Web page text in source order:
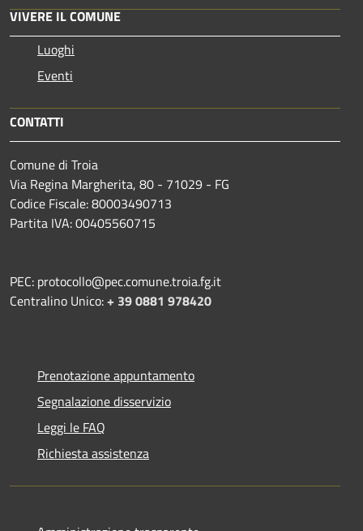
VIVERE IL COMUNE
Luoghi
Eventi
CONTATTI
Comune di Troia
Via Regina Margherita, 80 - 71029 - FG
Codice Fiscale: 80003490713
Partita IVA: 00405560715
PEC: protocollo@pec.comune.troia.fg.it
Centralino Unico:+ 39 0881 978420
Prenotazione appuntamento
Segnalazione disservizio
Leggi le FAQ
Richiesta assistenza